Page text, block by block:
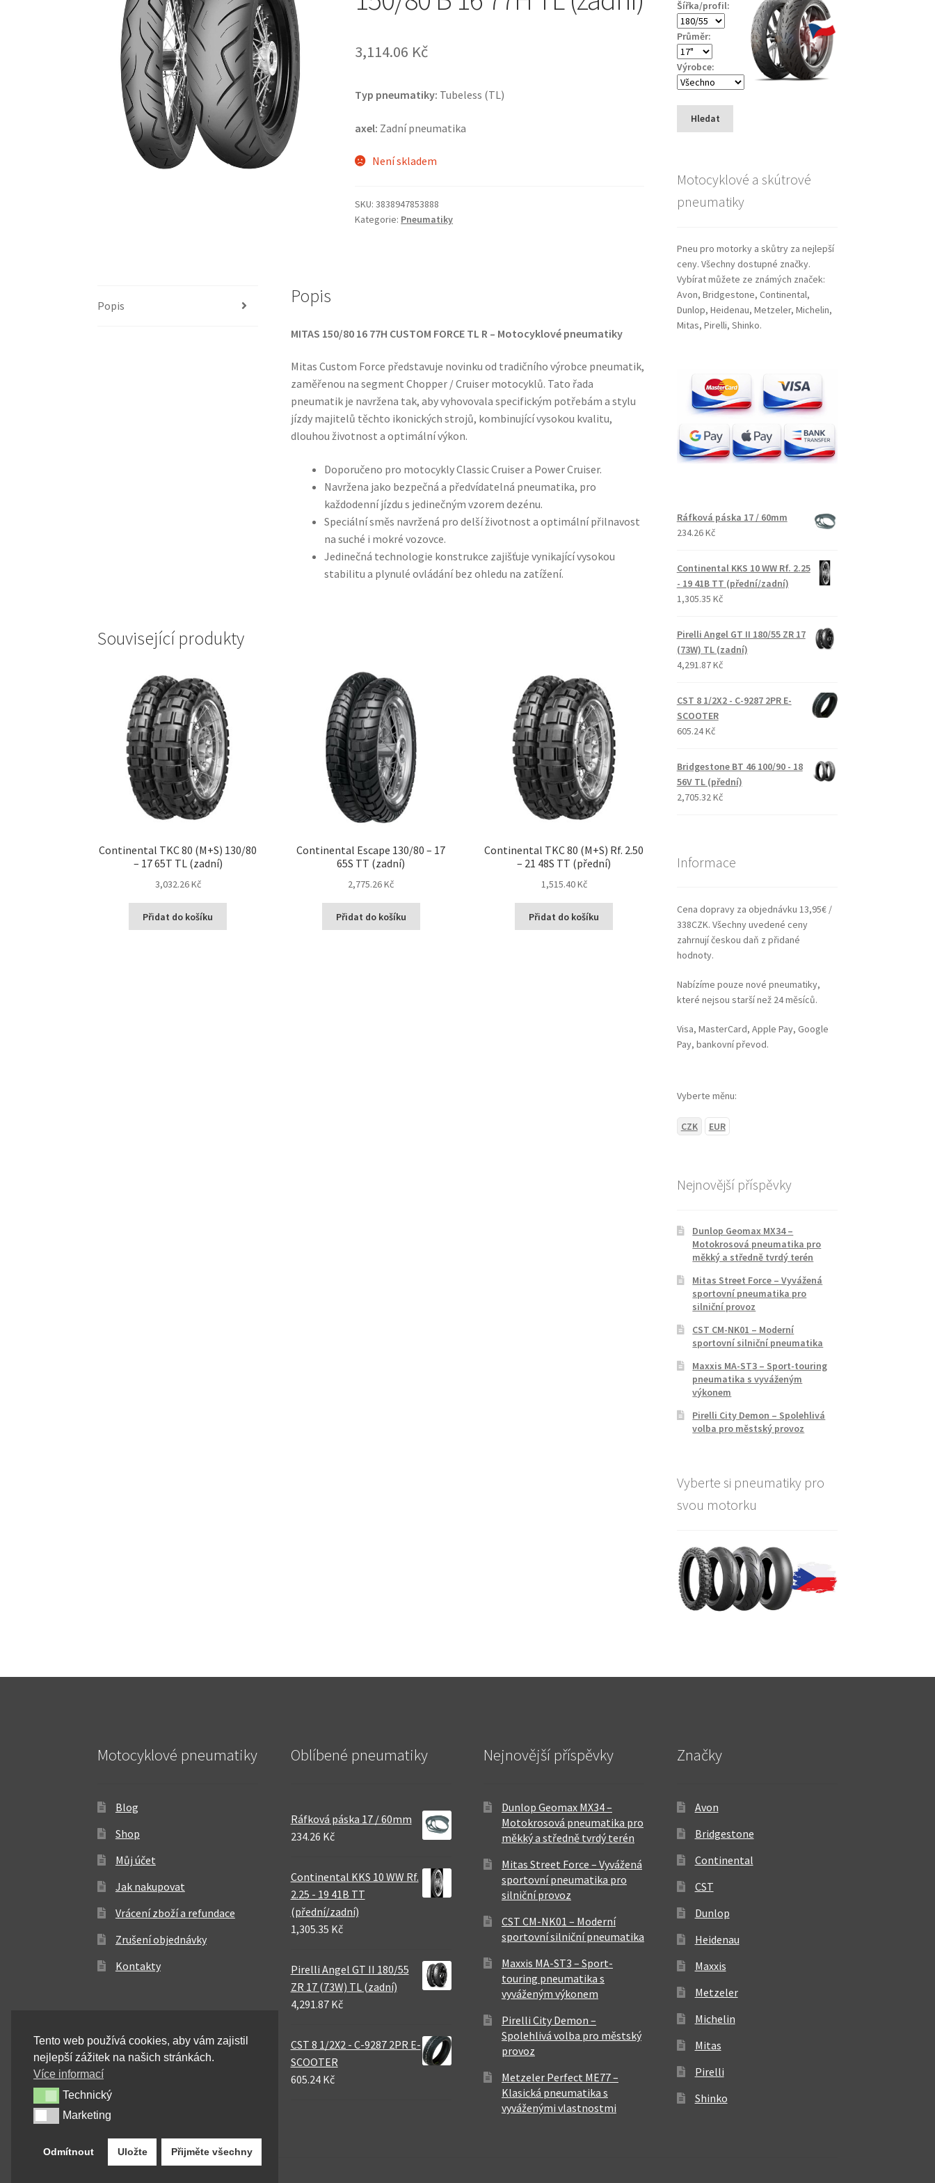
3,114.06 Kč
Typ pneumatiky: Tubeless (TL)
axel: Zadní pneumatika
Není skladem
SKU:3838947853888
Kategorie: Pneumatiky
Popis Popis
MITAS 150/80 16 77H CUSTOM FORCE TL R – Motocyklové pneumatiky
Mitas Custom Force představuje novinku od tradičního výrobce pneumatik,
zaměřenou na segment Chopper / Cruiser motocyklů. Tato řada
pneumatik je navržena tak, aby vyhovovala specifickým potřebám a stylu
jízdy majitelů těchto ikonických strojů, kombinující vysokou kvalitu,
dlouhou životnost a optimální výkon.
Doporučeno pro motocykly Classic Cruiser a Power Cruiser.
Navržena jako bezpečná a předvídatelná pneumatika, pro
každodenní jízdu s jedinečným vzorem dezénu.
Speciální směs navržená pro delší životnost a optimální přilnavost
na suché i mokré vozovce.
Jedinečná technologie konstrukce zajišťuje vynikající vysokou
stabilitu a plynulé ovládání bez ohledu na zatížení.
Související produkty
Continental TKC 80 (M+S) 130/80
– 17 65T TL (zadní)
3,032.26 Kč
Přidat do košíku
Continental Escape 130/80 – 17
65S TT (zadní)
2,775.26 Kč
Přidat do košíku
Continental TKC 80 (M+S) Rf. 2.50
– 21 48S TT (přední)
1,515.40 Kč
Přidat do košíku
Šířka/profil:
Průměr:
Výrobce:
Hledat
Motocyklové a skútrové
pneumatiky
Pneu pro motorky a skůtry za nejlepší
ceny. Všechny dostupné značky.
Vybírat můžete ze známých značek:
Avon, Bridgestone, Continental,
Dunlop, Heidenau, Metzeler, Michelin,
Mitas, Pirelli, Shinko.
Ráfková páska 17 / 60mm
234.26 Kč
Continental KKS 10 WW Rf. 2.25
- 19 41B TT (přední/zadní)
1,305.35 Kč
Pirelli Angel GT II 180/55 ZR 17
(73W) TL (zadní)
4,291.87 Kč
CST 8 1/2X2 - C-9287 2PR E-
SCOOTER
605.24 Kč
Bridgestone BT 46 100/90 - 18
56V TL (přední)
2,705.32 Kč
Informace
Cena dopravy za objednávku 13,95€ /
338CZK. Všechny uvedené ceny
zahrnují českou daň z přidané
hodnoty.
Nabízíme pouze nové pneumatiky,
které nejsou starší než 24 měsíců.
Visa, MasterCard, Apple Pay, Google
Pay, bankovní převod.
Vyberte měnu:
CZK EUR
Nejnovější příspěvky
Dunlop Geomax MX34 –
Motokrosová pneumatika pro
měkký a středně tvrdý terén
Mitas Street Force – Vyvážená
sportovní pneumatika pro
silniční provoz
CST CM-NK01 – Moderní
sportovní silniční pneumatika
Maxxis MA-ST3 – Sport-touring
pneumatika s vyváženým
výkonem
Pirelli City Demon – Spolehlivá
volba pro městský provoz
Vyberte si pneumatiky pro
svou motorku
Motocyklové pneumatiky
Blog
Shop
Můj účet
Jak nakupovat
Vrácení zboží a refundace
Zrušení objednávky
Kontakty
Oblíbené pneumatiky
Ráfková páska 17 / 60mm
234.26 Kč
Continental KKS 10 WW Rf.
2.25 - 19 41B TT
(přední/zadní)
1,305.35 Kč
Pirelli Angel GT II 180/55
ZR 17 (73W) TL (zadní)
4,291.87 Kč
CST 8 1/2X2 - C-9287 2PR E-
SCOOTER
605.24 Kč
Nejnovější příspěvky
Dunlop Geomax MX34 –
Motokrosová pneumatika pro
měkký a středně tvrdý terén
Mitas Street Force – Vyvážená
sportovní pneumatika pro
silniční provoz
CST CM-NK01 – Moderní
sportovní silniční pneumatika
Maxxis MA-ST3 – Sport-
touring pneumatika s
vyváženým výkonem
Pirelli City Demon –
Spolehlivá volba pro městský
provoz
Metzeler Perfect ME77 –
Klasická pneumatika s
vyváženými vlastnostmi
Značky
Avon
Bridgestone
Continental
CST
Dunlop
Heidenau
Maxxis
Metzeler
Michelin
Mitas
Pirelli
Shinko
Tento web používá cookies, aby vám zajistil
nejlepší zážitek na našich stránkách.
Více informací
TechnickýTechnický
MarketingMarketing
Odmítnout Uložte Přijměte všechny